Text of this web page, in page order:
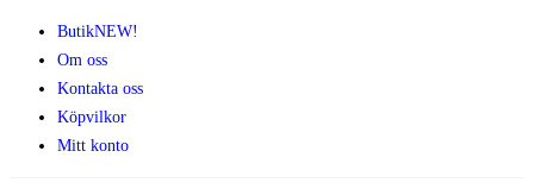
ButikNEW!
Om oss
Kontakta oss
Köpvilkor
Mitt konto